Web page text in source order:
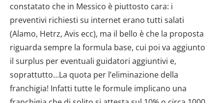
constatato che in Messico è piuttosto cara: i
preventivi richiesti su internet erano tutti salati
(Alamo, Hetrz, Avis ecc), ma il bello è che la proposta
riguarda sempre la formula base, cui poi va aggiunto
il surplus per eventuali guidatori aggiuntivi e,
soprattutto…La quota per l’eliminazione della
franchigia! Infatti tutte le formule implicano una